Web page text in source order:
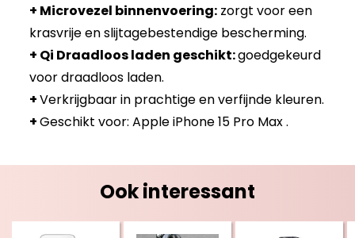
+ Microvezel binnenvoering: zorgt voor een
krasvrije en slijtagebestendige bescherming.
+ Qi Draadloos laden geschikt:goedgekeurd
voor draadloos laden.
+Verkrijgbaar in prachtige en verfijnde kleuren.
+Geschikt voor: Apple iPhone 15 Pro Max .
Ook interessant